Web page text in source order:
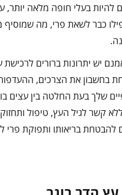
להיות בעלי חופה מלאה יותר,
כבר לשאת פרי, מה שמוסיף
יש יתרונות ברורים
בחשבון את הצרכים,
שלך בעת החלטה בין עצים
קשר לגיל העץ, טיפול
להבטחת בריאותו ותפוקת פרי